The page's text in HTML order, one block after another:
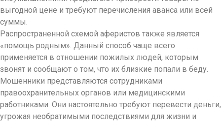
выгодной цене и требуют перечисления аванса или всей
суммы.
Распространенной схемой аферистов также является
«помощь родным». Данный способ чаще всего
применяется в отношении пожилых людей, которым
звонят и сообщают о том, что их близкие попали в беду.
Мошенники представляются сотрудниками
правоохранительных органов или медицинскими
работниками. Они настоятельно требуют перевести деньги,
угрожая необратимыми последствиями для жизни и